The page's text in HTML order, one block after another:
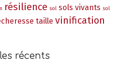
résilience sol sols vivants sol
taille vinification
récents